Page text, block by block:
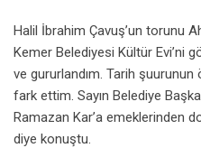
Halil İbrahim Çavuş’un torunu
Kemer Belediyesi Kültür Evi’ni
ve gururlandım. Tarih
fark ettim. Sayın Belediye
Ramazan Kar’a emeklerinden
diye konuştu.